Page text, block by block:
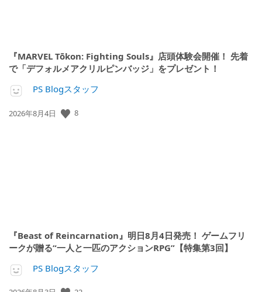
『MARVEL Tōkon: Fighting Souls』店頭体験会開催！ 先着
で「デフォルメアクリルピンバッジ」をプレゼント！
PS Blogスタッフ
公
2026年8月4日 8
『Beast of Reincarnation』明日8月4日発売！ ゲームフリ
ークが贈る“一人と一匹のアクションRPG”【特集第3回】
PS Blogスタッフ